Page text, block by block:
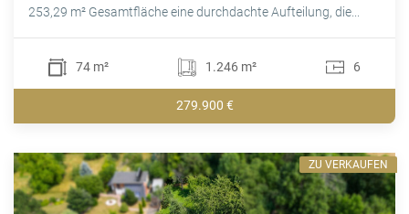
253,29 m² Gesamtfläche eine durchdachte Aufteilung, die...
74 m² 1.246 m² 6
279.900 €
ZU VERKAUFEN